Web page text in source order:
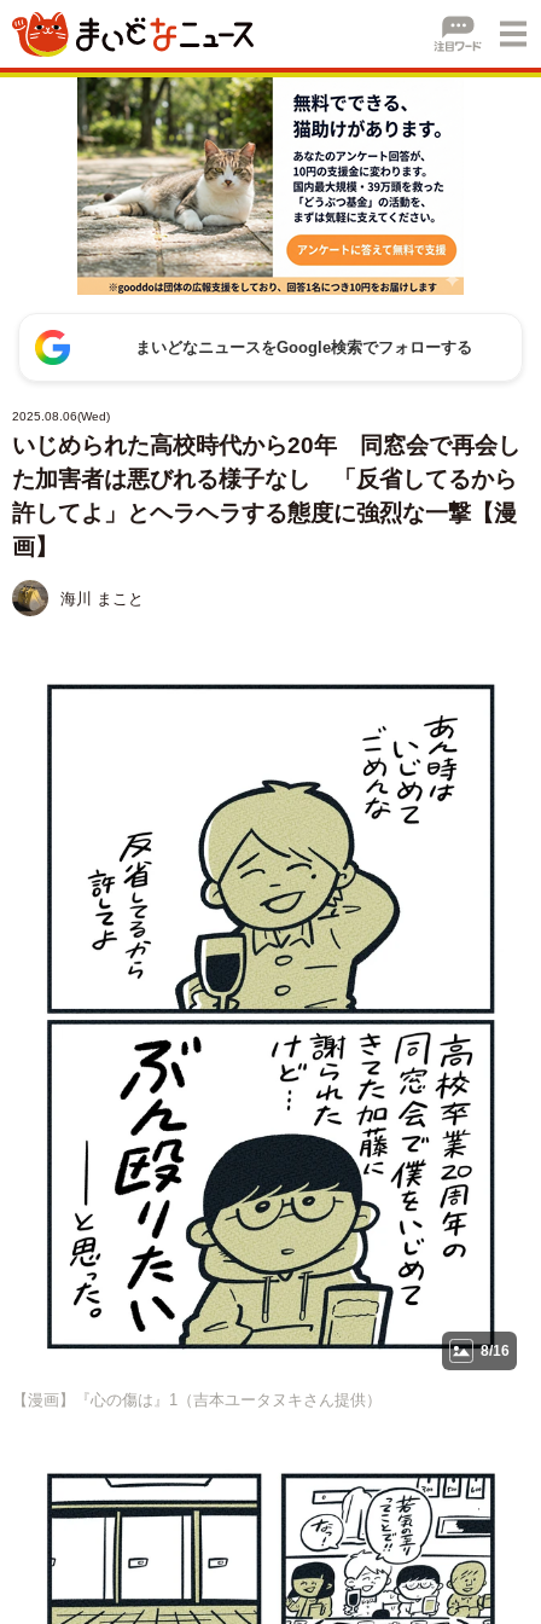
まいどなニュースをGoogle検索でフォローする
2025.08.06(Wed)
いじめられた高校時代から20年 同窓会で再会し
た加害者は悪びれる様子なし 「反省してるから
許してよ」とヘラヘラする態度に強烈な一撃【漫
画】
海川 まこと
8/16
【漫画】『心の傷は』1（吉本ユータヌキさん提供）